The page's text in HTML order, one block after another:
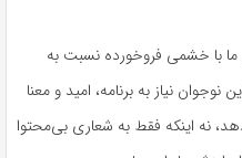
ما با خشمی فروخورده نسبت به
نیاز به برنامه، امید و معنا
دهد، نه اینکه فقط به شعاری بی‌محتوا